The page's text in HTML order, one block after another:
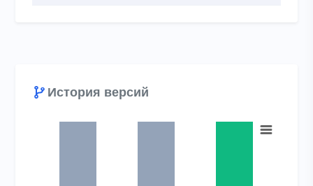
История версий